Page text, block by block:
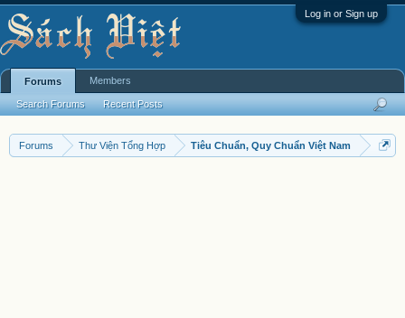
Log in or Sign up
Forums Thư Viện Tổng Hợp Tiêu Chuẩn, Quy Chuẩn Việt Nam
Forums
Search Forums Recent Posts
Members